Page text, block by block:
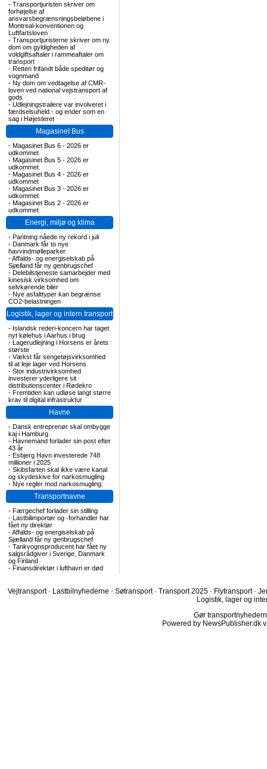
- Transportjuristen skriver om
forhøjelse af
ansvarsbegrænsningsbeløbene i
Montreal-konventionen og
Luftfartsloven
- Transportjuristerne skriver om ny
dom om gyldigheden af
voldgiftsaftaler i rammeaftaler om
transport
- Retten frifandt både speditør og
vognmand
- Ny dom om vedtagelse af CMR-
loven ved national vejstransport af
gods
- Udlejningstrailere var involveret i
færdselsuheld - og ender som en
sag i Højesteret
Magasinet Bus
- Magasinet Bus 6 - 2026 er
udkommet
- Magasinet Bus 5 - 2026 er
udkommet
- Magasinet Bus 4 - 2026 er
udkommet
- Magasinet Bus 3 - 2026 er
udkommet
- Magasinet Bus 2 - 2026 er
udkommet
Energi, miljø og klima
- Pantning nåede ny rekord i juli
- Danmark får to nye
havvindmølleparker
-Affalds- og energiselskab på
Sjælland får ny genbrugschef
- Delebilstjeneste samarbejder med
kinesisk virksomhed om
selvkørende biler
- Nye asfalttyper kan begrænse
CO2-belastningen
Logistik, lager og intern transport
- Islandsk rederi-koncern har taget
nyt kølehus i Aarhus i brug
- Lagerudlejning i Horsens er årets
største
- Vækst får sengetøjsvirksomhed
til at leje lager ved Horsens
- Stor industrivirksomhed
investerer yderligere sit
distributionscenter i Rødekro
- Fremtiden kan udløse langt større
krav til digital infrastruktur
Havne
- Dansk entreprenør skal ombygge
kaj i Hamburg
- Havnemand forlader sin post efter
43 år
- Esbjerg Havn investerede 748
millioner i 2025
- Skibsfarten skal ikke være kanal
og skydeskive for narkosmugling
- Nye regler mod narkosmugling:
Transportnavne
- Færgechef forlader sin stilling
- Lastbilimportør og -forhandler har
fået ny direktør
-Affalds- og energiselskab på
Sjælland får ny genbrugschef
- Tankvognsproducent har fået ny
salgsrådgiver i Sverige, Danmark
og Finland
- Finansdirektør i lufthavn er død
Vejtransport · Lastbilnyhederne · Søtransport · Transport 2025 · Flytransport ·
Logistik, lager og
Gør
Powered by NewsPublisher.dk